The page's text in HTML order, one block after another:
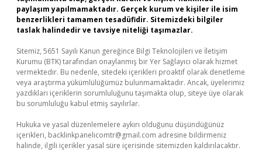
paylaşım yapılmamaktadır. Gerçek kurum ve kişiler ile isim
benzerlikleri tamamen tesadüfidir. Sitemizdeki bilgiler
taslak halindedir ve tavsiye niteliği taşımazlar.
Sitemiz, 5651 Sayılı Kanun gereğince Bilgi Teknolojileri ve İletişim
Kurumu (BTK) tarafından onaylanmış bir Yer Sağlayıcı olarak hizmet
vermektedir. Bu nedenle, sitedeki içerikleri proaktif olarak denetleme
veya araştırma yükümlülüğümüz bulunmamaktadır. Ancak, üyelerimiz
yazdıkları içeriklerin sorumluluğunu taşımakta olup, siteye üye olarak
bu sorumluluğu kabul etmiş sayılırlar.
Hukuka ve yasal düzenlemelere aykırı olduğunu düşündüğünüz
içerikleri, backlinkpanelicomtr@gmail.com adresine bildirmeniz
halinde, ilgili içerikler yasal süre içerisinde sitemizden kaldırılacaktır.